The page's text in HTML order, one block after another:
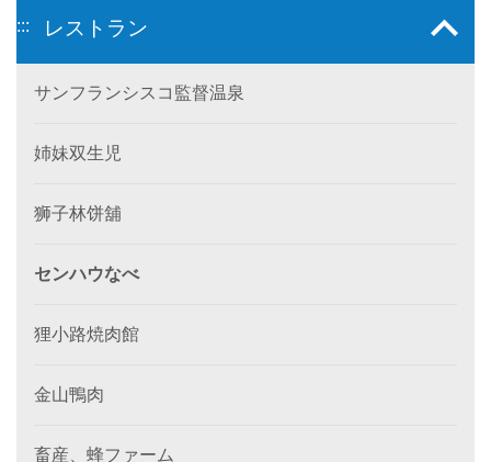
::: レストラン
サンフランシスコ監督温泉
姉妹双生児
狮子林饼舖
センハウなべ
狸小路焼肉館
金山鴨肉
畜産、蜂ファーム